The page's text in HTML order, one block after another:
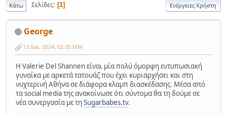
Κάτω Σελίδες 1 Ενέργειες Χρήστη
George
13 Δεκ, 2024, 02:35 ΜΜ
Η Valerie Del Shannen είναι μία πολύ όμορφη εντυπωσιακή
γυναίκα με αρκετά τατουάζ που έχει κυριαρχήσει και στη
νυχτερινή Αθήνα σε διάφορα κλαμπ διασκέδασης. Μέσα από
τα social media της ανακοίνωσε ότι σύντομα θα τη δούμε σε
νέα συνεργασία με τηSugarbabes.tv.